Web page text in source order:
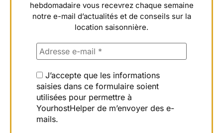
hebdomadaire vous recevrez chaque semaine
notre e-mail d’actualités et de conseils sur la
location saisonnière.
J’accepte que les informations
saisies dans ce formulaire soient
utilisées pour permettre à
YourhostHelper de m’envoyer des e-
mails.